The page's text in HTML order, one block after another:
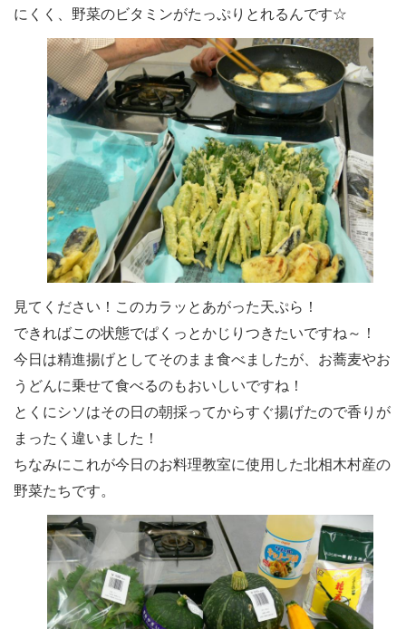
にくく、野菜のビタミンがたっぷりとれるんです☆
見てください！このカラッとあがった天ぷら！
できればこの状態でぱくっとかじりつきたいですね～！
今日は精進揚げとしてそのまま食べましたが、お蕎麦やお
うどんに乗せて食べるのもおいしいですね！
とくにシソはその日の朝採ってからすぐ揚げたので香りが
まったく違いました！
ちなみにこれが今日のお料理教室に使用した北相木村産の
野菜たちです。